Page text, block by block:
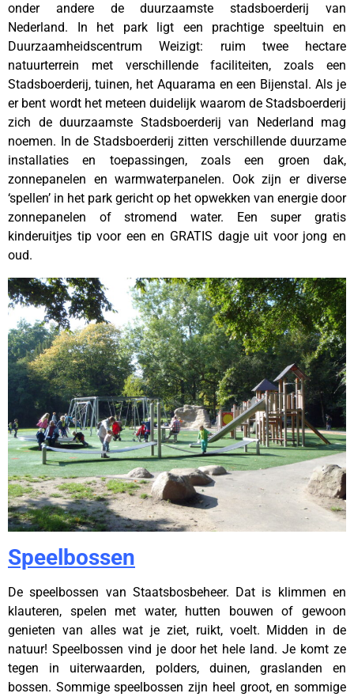
onder andere de duurzaamste stadsboerderij van
Nederland.
In het park ligt een prachtige speeltuin en
Duurzaamheidscentrum Weizigt: ruim twee hectare
natuurterrein met verschillende faciliteiten, zoals een
Stadsboerderij, tuinen, het Aquarama en een Bijenstal. Als je
er bent wordt het meteen duidelijk waarom de Stadsboerderij
zich de duurzaamste Stadsboerderij van Nederland mag
noemen. In de Stadsboerderij zitten verschillende duurzame
installaties en toepassingen, zoals een groen dak,
zonnepanelen en warmwaterpanelen. Ook zijn er diverse
‘spellen’ in het park gericht op het opwekken van energie door
zonnepanelen of stromend water. Een super gratis
kinderuitjes tip voor een en GRATIS dagje uit voor jong en
oud.
Speelbossen
De speelbossen van Staatsbosbeheer. Dat is klimmen en
klauteren, spelen met water, hutten bouwen of gewoon
genieten van alles wat je ziet, ruikt, voelt. Midden in de
natuur! Speelbossen vind je door het hele land. Je komt ze
tegen in uiterwaarden, polders, duinen, graslanden en
bossen. Sommige speelbossen zijn heel groot, en sommige